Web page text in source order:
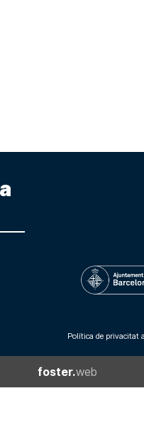
Política de privacitat
foster.web